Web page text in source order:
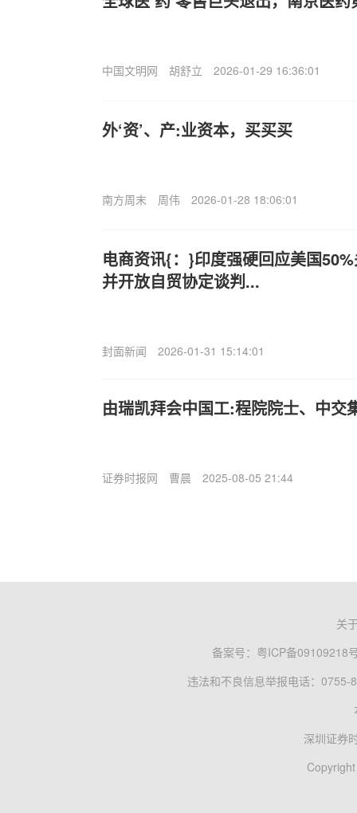
中国文明网 胡舒立 2026-01-29 16:36:01
外‘资’、产:业资本，买买买
南方周末 周伟 2026-01-28 18:06:01
电商资讯{：}印度强硬回应美国
并开放自贸协定谈判...
封面新闻 2026-01-31 15:14:01
由瑞凯拜会中国工:程院院士、中交
证券时报网 曹晨 2025-08-05 21:44
关
备案号： 粤ICP备09109218
违法和不良信息举报电话：0755-
深圳证券